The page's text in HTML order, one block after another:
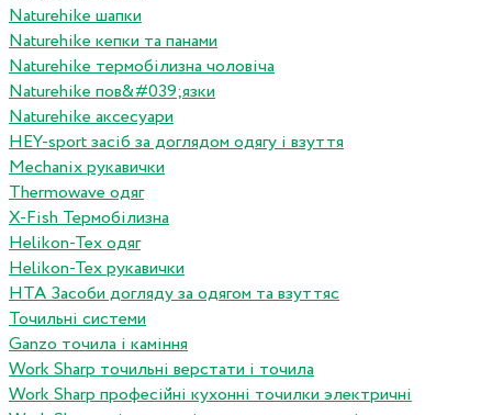
Naturehike шапки
Naturehike кепки та панами
Naturehike термобілизна чоловіча
Naturehike пов&#039;язки
Naturehike аксесуари
HEY-sport засіб за доглядом одягу і взуття
Mechanix рукавички
Thermowave одяг
X-Fish Термобілизна
Helikon-Tex одяг
Helikon-Tex рукавички
HTA Засоби догляду за одягом та взуттяс
Точильні системи
Ganzo точила і каміння
Work Sharp точильні верстати і точила
Work Sharp професiйнi кухоннi точилки электричнi